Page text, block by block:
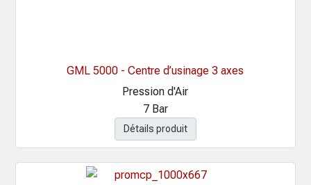
GML 5000 - Centre d’usinage 3 axes
Pression d'Air
7 Bar
Détails produit